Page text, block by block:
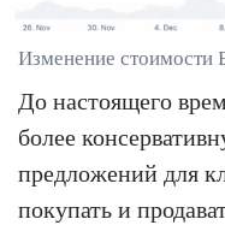
Изменение стоимости
До настоящего
более
предложений для
покупать и